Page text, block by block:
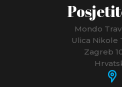
Mondo
Ulica Nikole
Zagreb